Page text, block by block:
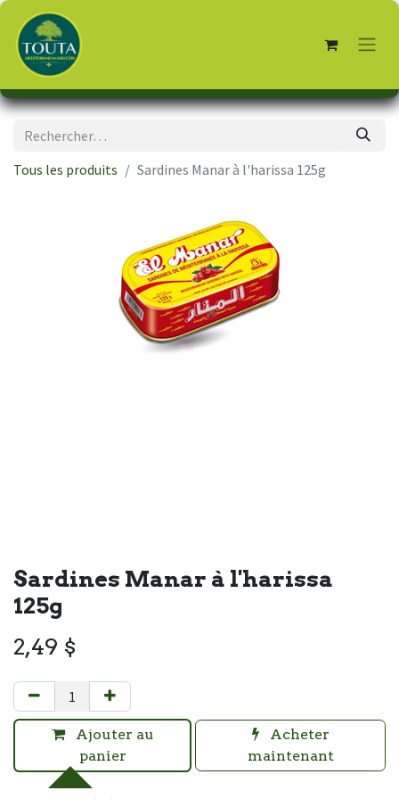
Tous les produits Sardines Manar à l'harissa 125g
Sardines Manar à l'harissa
125g
2,49 $
Ajouter au
panier
Acheter
maintenant